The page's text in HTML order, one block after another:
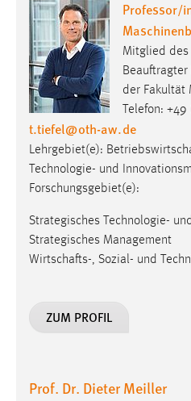
Professor/
Mitglied des
der Fakultät
Telefon:
t.tiefel@oth-aw.de
Lehrgebiet(e):
Technologie- und
Forschungsgebiet(e):
Strategisches Technologie-
Strategisches Management
Wirtschafts-, Sozial- und
ZUM PROFIL
Prof. Dr. Dieter Meiller
Zweck:
Conversion-Tracking
Cookie Laufzeit:
3 Monate
Facebook Pixel
Name:
_fbp
Facebook
Zweck:
3 Monate
EXTERNE MEDIEN